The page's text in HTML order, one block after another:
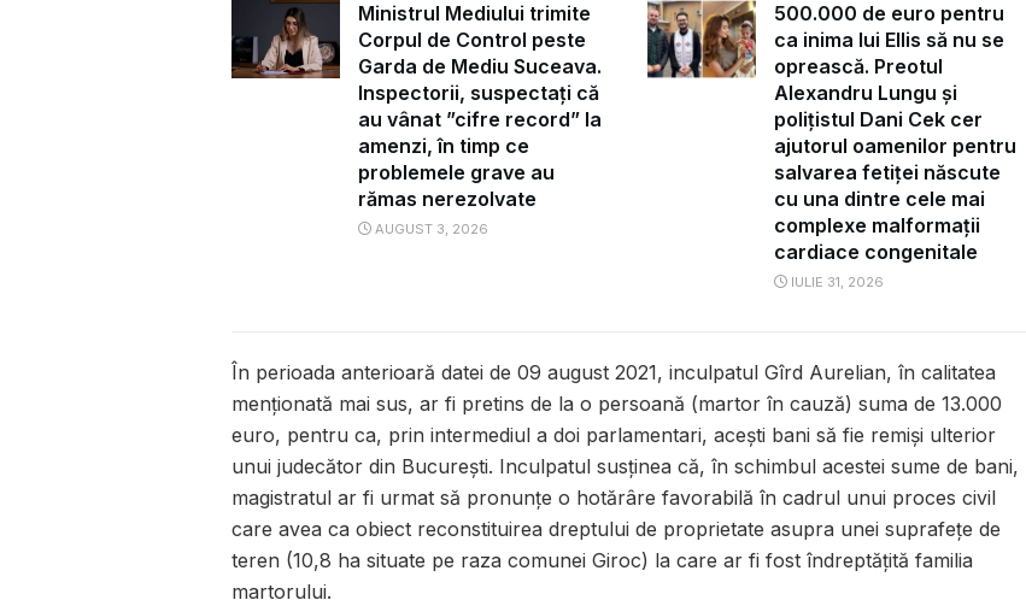
Ministrul Mediului trimite
Corpul de Control peste
Garda de Mediu Suceava.
Inspectorii, suspectați că
au vânat ”cifre record” la
amenzi, în timp ce
problemele grave au
rămas nerezolvate
AUGUST 3, 2026
500.000 de euro pentru
ca inima lui Ellis să nu se
oprească. Preotul
Alexandru Lungu și
polițistul Dani Cek cer
ajutorul oamenilor pentru
salvarea fetiței născute
cu una dintre cele mai
complexe malformații
cardiace congenitale
IULIE 31, 2026
În perioada anterioară datei de 09 august 2021, inculpatul Gîrd Aurelian, în calitatea
menționată mai sus, ar fi pretins de la o persoană (martor în cauză) suma de 13.000
euro, pentru ca, prin intermediul a doi parlamentari, acești bani să fie remiși ulterior
unui judecător din București. Inculpatul susținea că, în schimbul acestei sume de bani,
magistratul ar fi urmat să pronunțe o hotărâre favorabilă în cadrul unui proces civil
care avea ca obiect reconstituirea dreptului de proprietate asupra unei suprafețe de
teren (10,8 ha situate pe raza comunei Giroc) la care ar fi fost îndreptățită familia
martorului.